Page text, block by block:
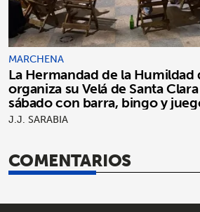
MARCHENA
La Hermandad de la
organiza su Velá de Santa
sábado con barra, bingo y
J.J. SARABIA
COMENTARIOS